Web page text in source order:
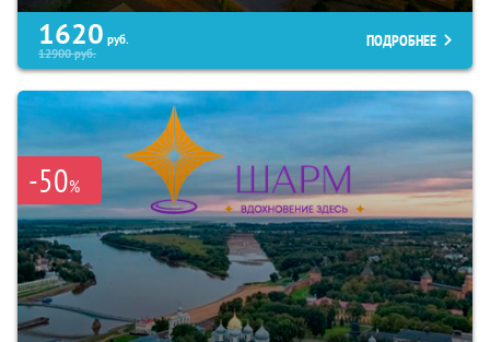
1620 руб.
12900руб.
ПОДРОБНЕЕ
-50%